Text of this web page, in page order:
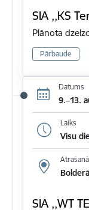
SIA ,,KS
Plānota
Pārbaude
Datums
9.–13.
Laiks
Visu
SIA ,,WT